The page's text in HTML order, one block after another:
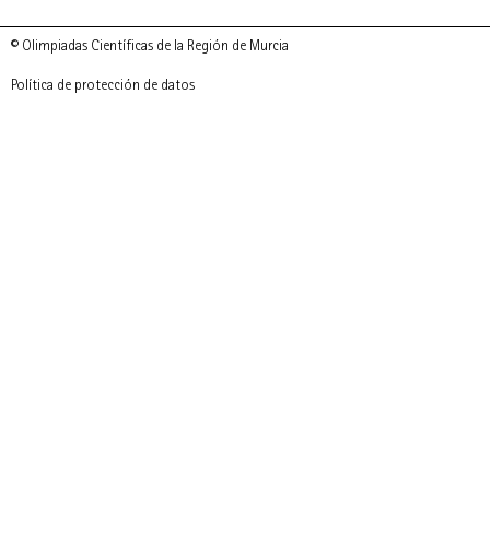
© Olimpiadas Científicas de la Región de Murcia
Política de protección de datos